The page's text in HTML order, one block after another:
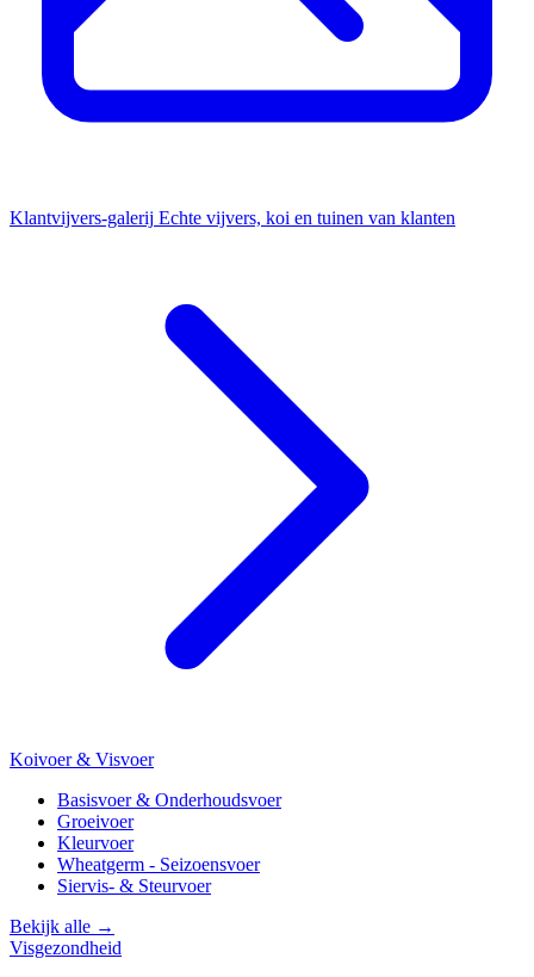
Klantvijvers-galerij Echte vijvers, koi en tuinen van klanten
Koivoer & Visvoer
Basisvoer & Onderhoudsvoer
Groeivoer
Kleurvoer
Wheatgerm - Seizoensvoer
Siervis- & Steurvoer
Bekijk alle →
Visgezondheid